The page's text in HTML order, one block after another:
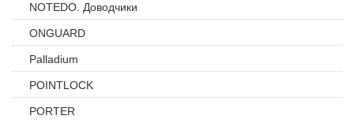
NOTEDO. Доводчики
ONGUARD
Palladium
POINTLOCK
PORTER